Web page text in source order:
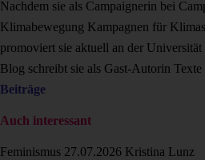
Nachdem sie als Campaignerin bei
Klimabewegung Kampagnen für
promoviert sie aktuell an der
Blog schreibt sie als Gast-Autorin Texte
Beiträge
Auch interessant
Feminismus 27.07.2026 Kristina Lunz